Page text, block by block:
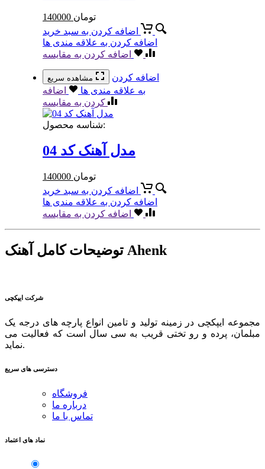
140000 تومان
اضافه کردن به سبد خرید
اضافه کردن به علاقه مندی ها
اضافه کردن به مقایسه
مشاهده سریع
اضافه کردن
به علاقه مندی ها
اضافه
کردن به مقایسه
شناسه محصول:
مدل آهنک کد 04
140000 تومان
اضافه کردن به سبد خرید
اضافه کردن به علاقه مندی ها
اضافه کردن به مقایسه
توضیحات کامل آهنک Ahenk
شرکت ایپکچی
مجموعه ایپکچی در زمینه تولید و تامین انواع پارچه های درجه یک
مبلمان، پرده و رو تختی قریب به سی سال است که فعالیت می
نماید.
دسترسی های سریع
فروشگاه
درباره ما
تماس با ما
نماد های اعتماد